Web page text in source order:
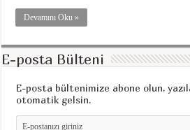
Devamını Oku »
E-posta Bülteni
E-posta bültenimize abone olun,
otomatik gelsin.